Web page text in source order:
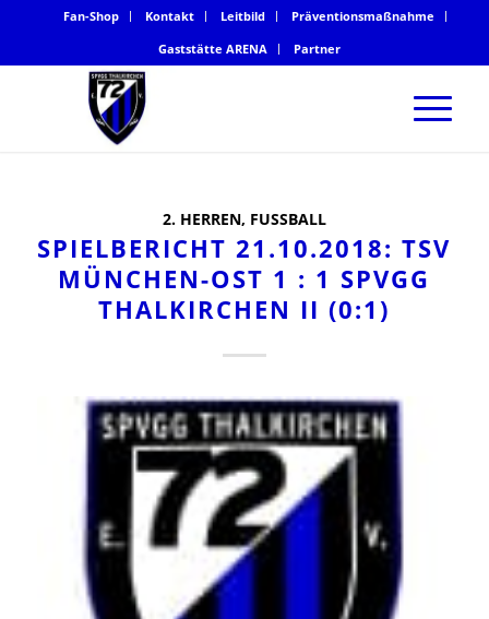
Fan-Shop Kontakt Leitbild
Präventionsmaßnahme
Gaststätte ARENA
Partner
2. HERREN, FUSSBALL
SPIELBERICHT 21.10.2018: TSV
MÜNCHEN-OST 1 : 1 SPVGG
THALKIRCHEN II (0:1)